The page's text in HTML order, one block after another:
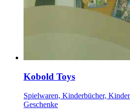
Kobold Toys
Spielwaren, Kinderbücher,
Geschenke